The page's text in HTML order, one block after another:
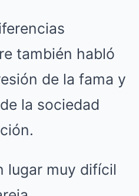
también habló
de la fama y
la sociedad
lugar muy difícil